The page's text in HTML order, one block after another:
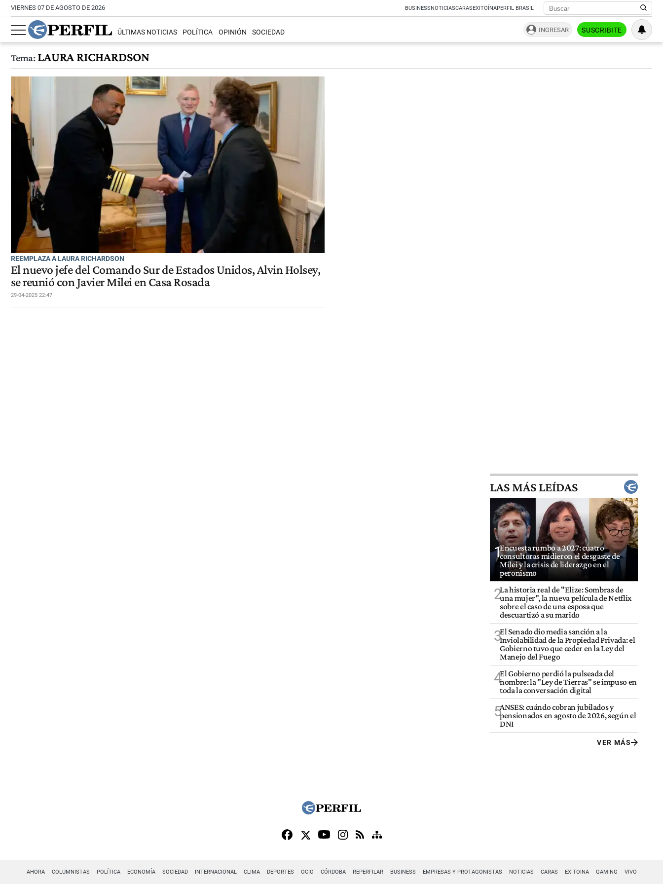
VIERNES 07 DE AGOSTO DE 2026 BUSINESSNOTICIASCARASEXITOÍNAPERFIL BRASIL
ÚLTIMAS NOTICIAS POLÍTICA OPINIÓN SOCIEDAD INGRESAR SUSCRIBITE
Tema:LAURA RICHARDSON
REEMPLAZA A LAURA RICHARDSON
El nuevo jefe del Comando Sur de Estados Unidos, Alvin Holsey,
se reunió con Javier Milei en Casa Rosada
29-04-2025 22:47
LAS MÁS LEÍDAS
1Encuesta rumbo a 2027: cuatro
consultoras midieron el desgaste de
Milei y la crisis de liderazgo en el
peronismo
2La historia real de "Elize: Sombras de
una mujer", la nueva película de Netflix
sobre el caso de una esposa que
descuartizó a su marido
3El Senado dio media sanción a la
Inviolabilidad de la Propiedad Privada: el
Gobierno tuvo que ceder en la Ley del
Manejo del Fuego
4El Gobierno perdió la pulseada del
nombre: la "Ley de Tierras" se impuso en
toda la conversación digital
5ANSES: cuándo cobran jubilados y
pensionados en agosto de 2026, según el
DNI
VER MÁS
AHORA COLUMNISTAS POLÍTICA ECONOMÍA SOCIEDAD INTERNACIONAL CLIMA DEPORTES OCIO CÓRDOBA REPERFILAR BUSINESS EMPRESAS Y PROTAGONISTAS NOTICIAS CARAS EXITOINA GAMING VIVO